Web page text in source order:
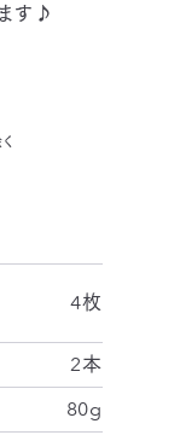
す♪
4枚
2本
80g